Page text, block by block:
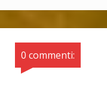
0 commenti: